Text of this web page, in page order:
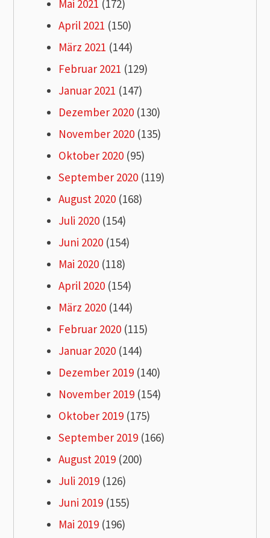
Mai 2021 (172)
April 2021 (150)
März 2021 (144)
Februar 2021 (129)
Januar 2021 (147)
Dezember 2020 (130)
November 2020 (135)
Oktober 2020 (95)
September 2020 (119)
August 2020 (168)
Juli 2020 (154)
Juni 2020 (154)
Mai 2020 (118)
April 2020 (154)
März 2020 (144)
Februar 2020 (115)
Januar 2020 (144)
Dezember 2019 (140)
November 2019 (154)
Oktober 2019 (175)
September 2019 (166)
August 2019 (200)
Juli 2019 (126)
Juni 2019 (155)
Mai 2019 (196)